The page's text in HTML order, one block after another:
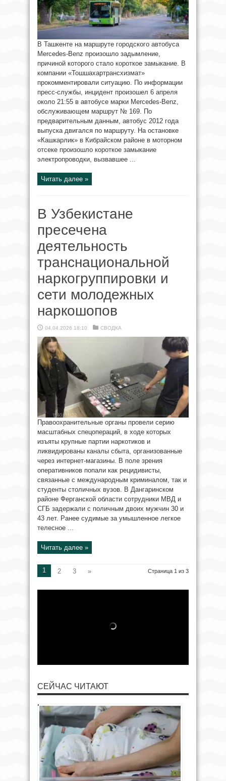
В Ташкенте на маршруте городского автобуса
Mercedes-Benz произошло задымление,
причиной которого стало короткое замыкание. В
компании «Тошшахартрансхизмат»
прокомментировали ситуацию. По информации
пресс-службы, инцидент произошел 6 апреля
около 21:55 в автобусе марки Mercedes-Benz,
обслуживающем маршрут № 169. По
предварительным данным, автобус 2012 года
выпуска двигался по маршруту. На остановке
«Кашкарлик» в Кибрайском районе в моторном
отсеке произошло короткое замыкание
электропроводки, вызвавшее ...
Читать далее »
В Узбекистане
пресечена
деятельность
транснациональной
наркогруппировки и
сети молодежных
наркошопов
04.04.2026 18:10 СВОДКА
Правоохранительные органы провели серию
масштабных спецопераций, в ходе которых
изъяты крупные партии наркотиков и
ликвидированы каналы сбыта, организованные
через интернет-магазины. В поле зрения
оперативников попали как рецидивисты,
связанные с международным криминалом, так и
студенты столичных вузов. В Дангаринском
районе Ферганской области сотрудники МВД и
СГБ задержали с поличным двоих мужчин 30 и
43 лет. Ранее судимые за умышленное легкое
телесное ...
Читать далее »
Страница 1 из 3
1 2 3 »
СЕЙЧАС ЧИТАЮТ